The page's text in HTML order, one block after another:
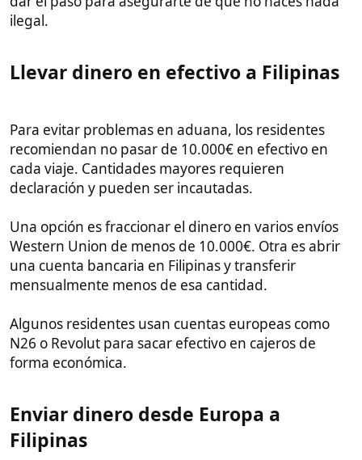
Servicios como Wise o WorldRemit permiten enviar
euros a Filipinas con comisiones bajas,
épocas. Wise tiene un límite de 500.000 pesos (unos
8000€) por transacción.
para convertir a pesos, aunque es menos
recomendable para novatos.
Todo depende del volumen y periodicidad de los
envíos. Lo ideal es comparar las comisiones de varios
Recomiendo entrar en el grupo de Whatsapp y
preguntar.
No todos los bancos filipinos ofrecen el mismo nivel
de servicio. Los residentes recomiendan evitar BDO
por sus comisiones abusivas y mal servicio.
Los mejor valorados son RCBC, Security Bank, BPI y
bancos extranjeros como HSBC. Comparar requisitos
para extranjeros y comisiones antes de decidirse.